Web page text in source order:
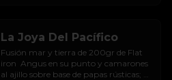
La Joya Del Pacífico
Fusión mar y tierra de 200gr de Flat
iron  Angus en su punto y camarones
al ajillo sobre base de papas rústicas;